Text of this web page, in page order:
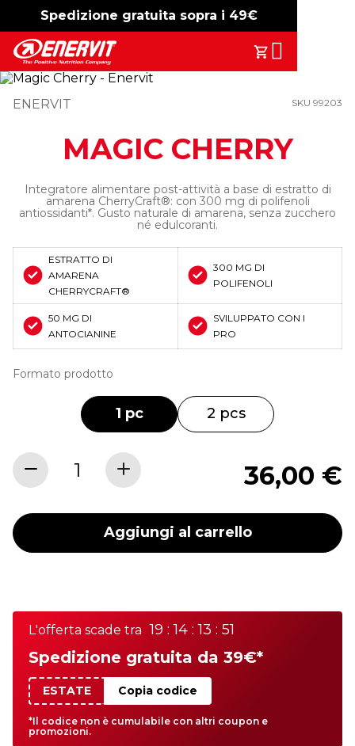
Spedizione gratuita sopra i 49€
-15% free shipping
Il Tuo
Search
ENERVIT SKU 99203
MAGIC CHERRY
Integratore alimentare post-attività a base di estratto di
amarena CherryCraft®: con 300 mg di polifenoli
antiossidanti*. Gusto naturale di amarena, senza zucchero
né edulcoranti.
ESTRATTO DI
AMARENA
CHERRYCRAFT®
300 MG DI
POLIFENOLI
50 MG DI
ANTOCIANINE
SVILUPPATO CON I
PRO
Formato prodotto
1 pc 2 pcs
36,00 €
Aggiungi al carrello
L'offerta scade tra 19 : 14 : 13 : 51
Spedizione gratuita da 39€*
ESTATE Copia codice
*Il codice non è cumulabile con altri coupon e
promozioni.